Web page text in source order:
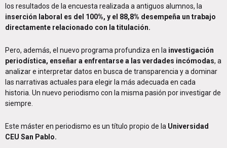
los resultados de la encuesta realizada a antiguos alumnos, la
inserción laboral es del 100%, y el 88,8% desempeña un trabajo
directamente relacionado con la titulación.
Pero, además, el nuevo programa profundiza en la investigación
periodística, enseñar a enfrentarse a las verdades incómodas, a
analizar e interpretar datos en busca de transparencia y a dominar
las narrativas actuales para elegir la más adecuada en cada
historia. Un nuevo periodismo con la misma pasión por investigar de
siempre.
Este máster en periodismo es un título propio de la Universidad
CEU San Pablo.